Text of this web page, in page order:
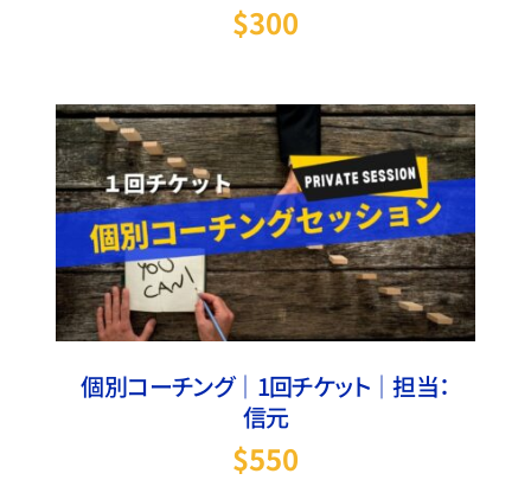
$300
お買い物カゴに追加 / 詳細
個別コーチング｜1回チケット｜担当：
信元
$550